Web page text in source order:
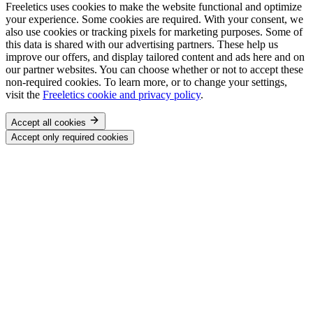
Freeletics uses cookies to make the website functional and optimize
your experience. Some cookies are required. With your consent, we
also use cookies or tracking pixels for marketing purposes. Some of
this data is shared with our advertising partners. These help us
improve our offers, and display tailored content and ads here and on
our partner websites. You can choose whether or not to accept these
non-required cookies. To learn more, or to change your settings,
visit the Freeletics cookie and privacy policy.
Accept all cookies
Accept only required cookies